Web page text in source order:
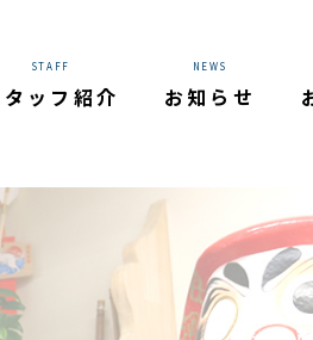
STAFF
タッフ紹介
NEWS
お知らせ
public_html/